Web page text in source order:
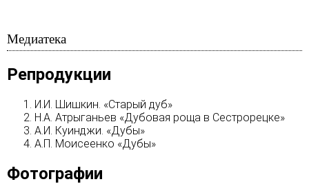
Медиатека
Репродукции
И.И. Шишкин. «Старый дуб»
Н.А. Атрыганьев «Дубовая роща в Сестрорецке»
А.И. Куинджи. «Дубы»
А.П. Моисеенко «Дубы»
Фотографии